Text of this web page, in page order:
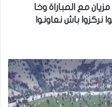
مع المباراة وخا
باش نعاونوا